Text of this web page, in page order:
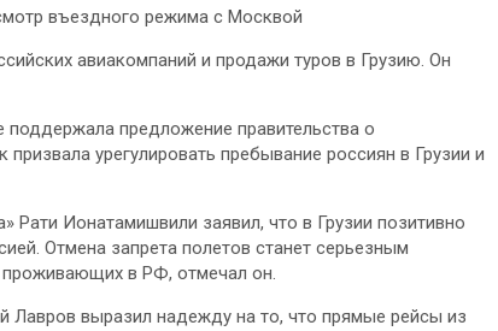
въездного режима с Москвой
авиакомпаний и продажи туров в Грузию. Он
предложение правительства о
урегулировать пребывание россиян в Грузии и
Рати Ионатамишвили заявил, что в Грузии позитивно
Отмена запрета полетов станет серьезным
проживающих в РФ, отмечал он.
Лавров выразил надежду на то, что прямые рейсы из